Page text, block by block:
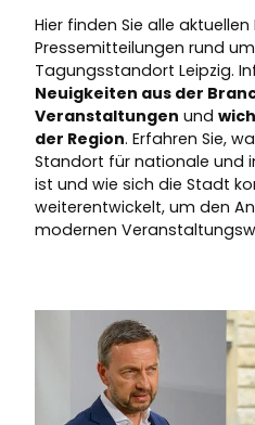
Hier finden Sie alle
Pressemitteilungen rund
Tagungsstandort Leipzig.
Neuigkeiten aus der
Veranstaltungen und
der Region. Erfahren Sie,
Standort für nationale und
ist und wie sich die Stadt
weiterentwickelt, um den
modernen